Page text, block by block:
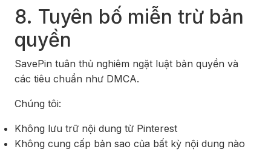
8. Tuyên bố miễn trừ bản
quyền
SavePin tuân thủ nghiêm ngặt luật bản quyền và
các tiêu chuẩn như DMCA.
Chúng tôi:
Không lưu trữ nội dung từ Pinterest
Không cung cấp bản sao của bất kỳ nội dung nào